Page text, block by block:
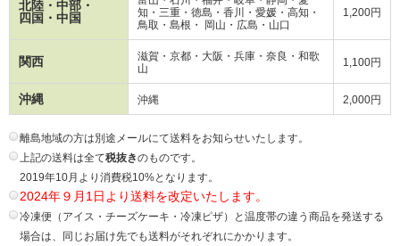
北陸・中部・
四国・中国
知・三重・徳島・香川・愛媛・高知・
鳥取・島根・ 岡山・広島・山口
1,200円
関西
滋賀・京都・大阪・兵庫・奈良・和歌
山
1,100円
沖縄 沖縄 2,000円
離島地域の方は別途メールにて送料をお知らせいたします。
上記の送料は全て税抜きのものです。
2019年10月より消費税10%となります。
2024年９月1日より送料を改定いたします。
冷凍便（アイス・チーズケーキ・冷凍ピザ）と温度帯の違う商品を発送する
場合は、同じお届け先でも送料がそれぞれにかかります。